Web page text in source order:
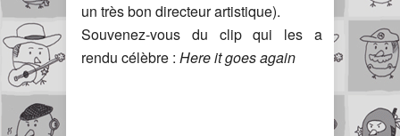
un très bon directeur artistique).
Souvenez-vous du clip qui les a
rendu célèbre : Here it goes again